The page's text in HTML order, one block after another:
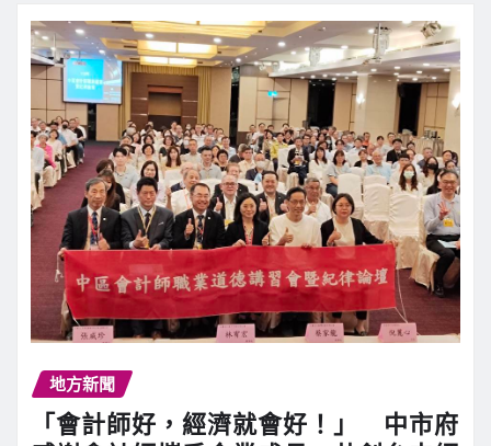
地方新聞
「會計師好，經濟就會好！」 中市府